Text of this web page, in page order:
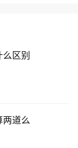
区别
两道么